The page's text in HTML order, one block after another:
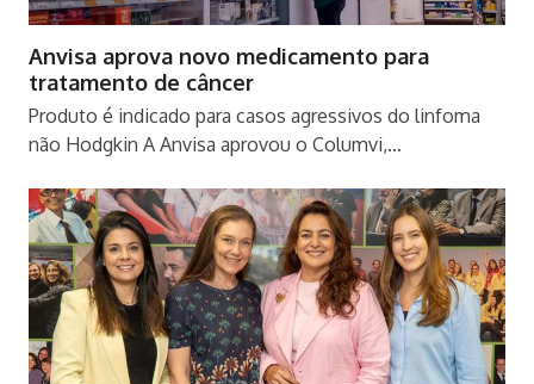
Anvisa aprova novo medicamento para
tratamento de câncer
Produto é indicado para casos agressivos do linfoma
não Hodgkin A Anvisa aprovou o Columvi,…